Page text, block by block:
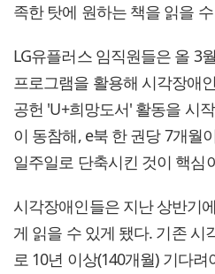
족한 탓에 원하는 책을 읽을
LG유플러스 임직원들은 올 3
프로그램을 활용해 시각장애
공헌 'U+희망도서' 활동을 시
이 동참해, e북 한 권당 7개월
일주일로 단축시킨 것이 핵심
시각장애인들은 지난 상반기
게 읽을 수 있게 됐다. 기존 시
로 10년 이상(140개월) 기다